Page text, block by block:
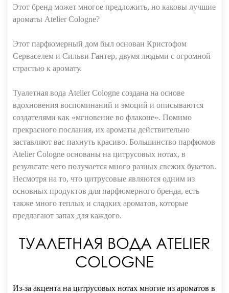
Этот бренд может многое предложить, но каковы лучшие
ароматы Atelier Cologne?
Этот парфюмерный дом был основан Кристофом
Серваселем и Сильви Гантер, двумя людьми с огромной
страстью к аромату.
Туалетная вода Atelier Cologne создана на основе
вдохновения воспоминаний и эмоций и описываются
создателями как «мгновение во флаконе». Помимо
прекрасного послания, их ароматы действительно
заставляют вас пахнуть красиво. Большинство парфюмов
Atelier Cologne основаны на цитрусовых нотах, в
результате чего получается много разных свежих букетов.
Несмотря на то, что цитрусовые являются одним из
основных продуктов для парфюмерного бренда, есть
также много теплых и сладких ароматов, которые
предлагают запах для каждого.
ТУАЛЕТНАЯ ВОДА ATELIER
COLOGNE
Из-за акцента на цитрусовых нотах многие из ароматов в